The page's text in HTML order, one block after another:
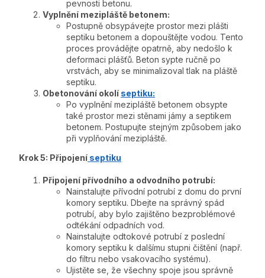
pevnosti betonu.
Vyplnění mezipláště betonem:
Postupně obsypávejte prostor mezi plášti
septiku betonem a dopouštějte vodou. Tento
proces provádějte opatrně, aby nedošlo k
deformaci plášťů. Beton sypte ručně po
vrstvách, aby se minimalizoval tlak na pláště
septiku.
Obetonování okolí septiku:
Po vyplnění mezipláště betonem obsypte
také prostor mezi stěnami jámy a septikem
betonem. Postupujte stejným způsobem jako
při vyplňování mezipláště.
Krok 5: Připojení septiku
Připojení přívodního a odvodního potrubí:
Nainstalujte přívodní potrubí z domu do první
komory septiku. Dbejte na správný spád
potrubí, aby bylo zajištěno bezproblémové
odtékání odpadních vod.
Nainstalujte odtokové potrubí z poslední
komory septiku k dalšímu stupni čištění (např.
do filtru nebo vsakovacího systému).
Ujistěte se, že všechny spoje jsou správně